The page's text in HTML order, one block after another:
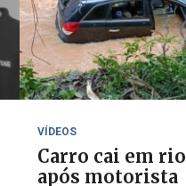
VÍDEOS
Carro cai em rio
após motorista